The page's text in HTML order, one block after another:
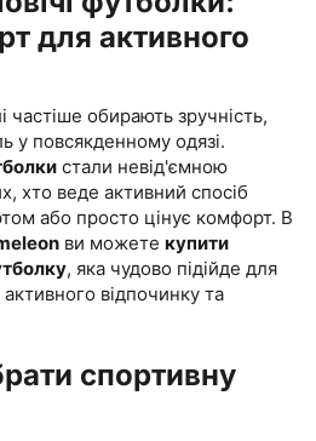
для активного
частіше обирають зручність,
у повсякденному одязі.
стали невід'ємною
хто веде активний спосіб
або просто цінує комфорт. В
ви можете купити
, яка чудово підійде для
відпочинку та
спортивну